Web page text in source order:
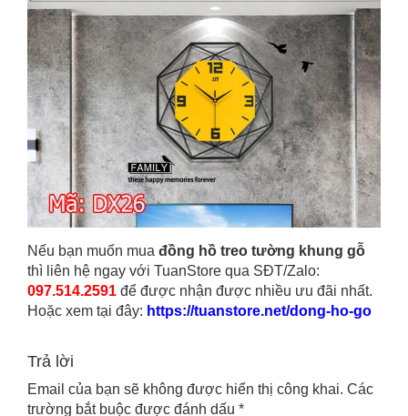
Nếu bạn muốn mua đồng hồ treo tường khung gỗ
thì liên hệ ngay với TuanStore qua SĐT/Zalo:
097.514.2591 để được nhận được nhiều ưu đãi nhất.
Hoặc xem tại đây: https://tuanstore.net/dong-ho-go
Trả lời
Email của bạn sẽ không được hiển thị công khai. Các
trường bắt buộc được đánh dấu *